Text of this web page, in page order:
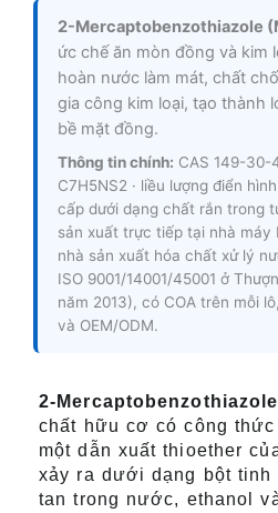
2-Mercaptobenzothiazole
ức chế ăn mòn đồng và kim
hoàn nước làm mát, chất
gia công kim loại, tạo thành
bề mặt đồng.
Thông tin chính: CAS 149-30-
C7H5NS2 · liều lượng điển
cấp dưới dạng chất rắn trong
sản xuất trực tiếp tại nhà máy
nhà sản xuất hóa chất xử lý
ISO 9001/14001/45001 ở
năm 2013), có COA trên mỗi
và OEM/ODM.
2-
chất hữu cơ có công
một dẫn xuất thioether
xảy ra dưới dạng bột tinh
tan trong nước, ethanol